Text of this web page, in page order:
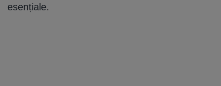
esențiale.